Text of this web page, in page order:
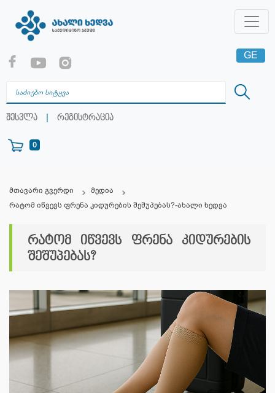
შესვლა | რეგისტრაცია
0
GE
RU
მთავარი გვერდი
მედია
რატომ იწვევს ფრენა კიდურების შეშუპებას?-ახალი ხედვა
რატომ იწვევს ფრენა კიდურების
შეშუპებას?